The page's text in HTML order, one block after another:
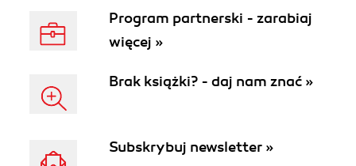
Program partnerski - zarabiaj
więcej »
Brak książki? - daj nam znać »
Subskrybuj newsletter »